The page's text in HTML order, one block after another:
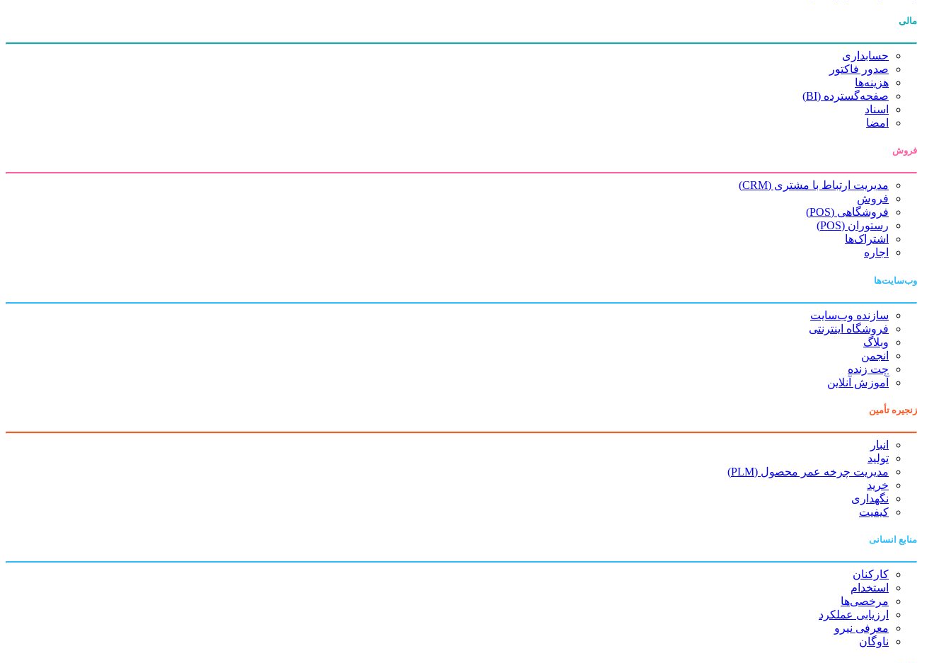
مالی
حسابداری
صدور فاکتور
هزینه‌ها
صفحه‌گسترده (BI)
اسناد
امضا
فروش
مدیریت ارتباط با مشتری (CRM)
فروش
فروشگاهی (POS)
رستوران (POS)
اشتراک‌ها
اجاره
وب‌سایت‌ها
سازنده وب‌سایت
فروشگاه اینترنتی
وبلاگ
انجمن
چت زنده
آموزش آنلاین
زنجیره تأمین
انبار
تولید
مدیریت چرخه عمر محصول (PLM)
خرید
نگهداری
کیفیت
منابع انسانی
کارکنان
استخدام
مرخصی‌ها
ارزیابی عملکرد
معرفی نیرو
ناوگان